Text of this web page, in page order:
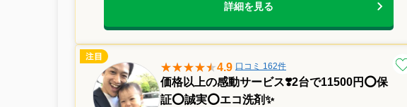
詳細を見る
4.9 口コミ 162件
価格以上の感動サービス❣️2台で11500円⭕️保
証⭕️誠実⭕️エコ洗剤✨